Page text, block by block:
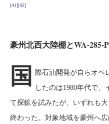
[41][42]
豪州北西大陸棚とWA-285-
国 際石油開発が自らオペ
したのは1980年代で
て探鉱を試みたが、いずれも
終わった。対象地域を豪州へ